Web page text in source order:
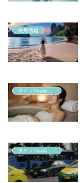
海外情報
タイ（Thailand）